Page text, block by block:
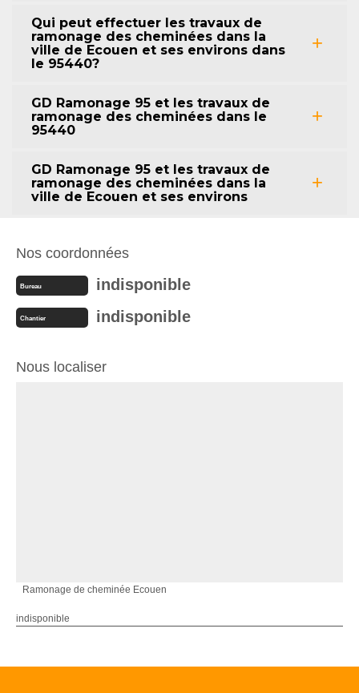
Qui peut effectuer les travaux de
ramonage des cheminées dans la
ville de Ecouen et ses environs dans
le 95440?
GD Ramonage 95 et les travaux de
ramonage des cheminées dans le
95440
GD Ramonage 95 et les travaux de
ramonage des cheminées dans la
ville de Ecouen et ses environs
Nos coordonnées
Bureau indisponible
Chantier indisponible
Nous localiser
Ramonage de cheminée Ecouen
indisponible